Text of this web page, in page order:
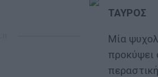
ΤΑΥΡΟΣ
Μία
προκύψει